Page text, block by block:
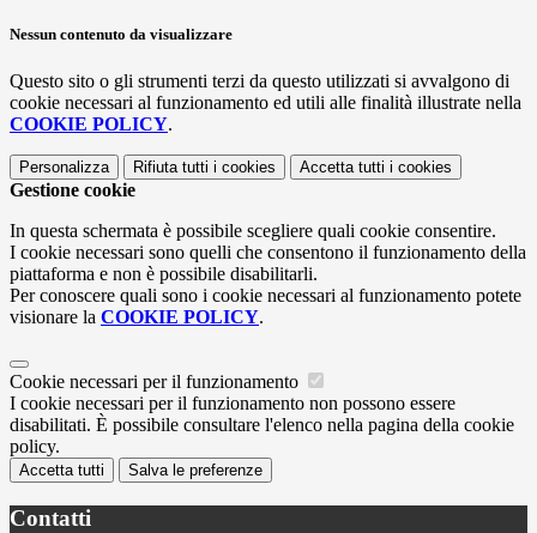
Nessun contenuto da visualizzare
Questo sito o gli strumenti terzi da questo utilizzati si avvalgono di
cookie necessari al funzionamento ed utili alle finalità illustrate nella
COOKIE POLICY.
Personalizza Rifiuta tutti i cookies Accetta tutti i cookies
Gestione cookie
In questa schermata è possibile scegliere quali cookie consentire.
I cookie necessari sono quelli che consentono il funzionamento della
piattaforma e non è possibile disabilitarli.
Per conoscere quali sono i cookie necessari al funzionamento potete
visionare la COOKIE POLICY.
Cookie necessari per il funzionamento
I cookie necessari per il funzionamento non possono essere
disabilitati. È possibile consultare l'elenco nella pagina della cookie
policy.
Accetta tutti Salva le preferenze
Contatti